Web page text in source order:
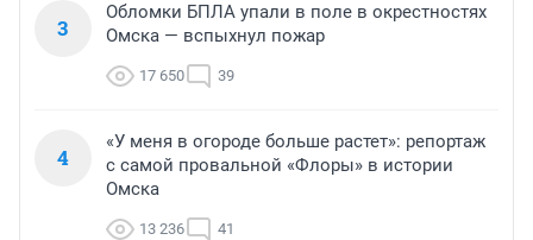
3
Обломки БПЛА упали в поле в окрестностях
Омска — вспыхнул пожар
17 650 39
4
«У меня в огороде больше растет»: репортаж
с самой провальной «Флоры» в истории
Омска
13 236 41